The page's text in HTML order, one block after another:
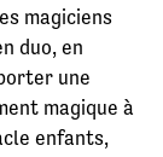
magiciens
duo, en
une
magique à
enfants,